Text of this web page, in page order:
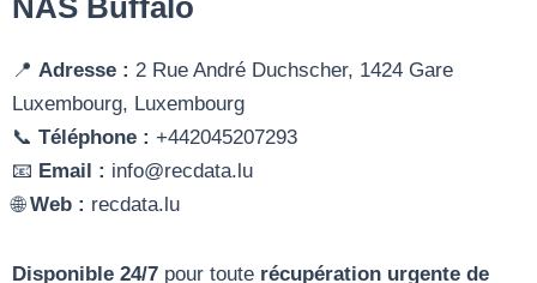
NAS Buffalo
📍 Adresse : 2 Rue André Duchscher, 1424 Gare
Luxembourg, Luxembourg
📞 Téléphone : +442045207293
📧 Email : info@recdata.lu
🌐Web : recdata.lu
Disponible 24/7 pour toute récupération urgente de